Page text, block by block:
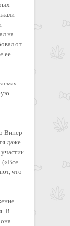
на
от
ее
Винер
даже
(«Все
что
В